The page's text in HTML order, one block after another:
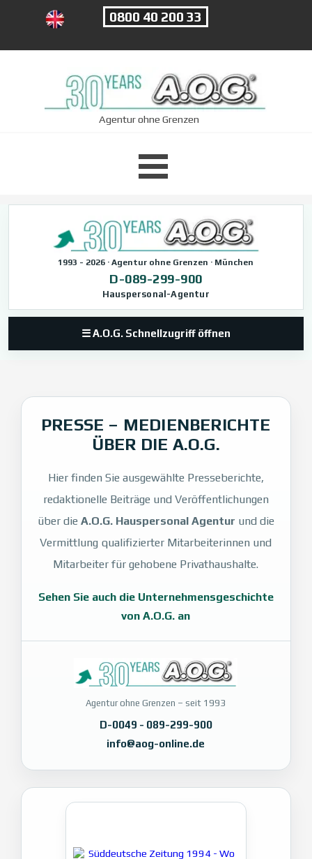
Direkt zum Seiteninhalt
0800 40 200 33
Agentur ohne Grenzen
1993 - 2026 · Agentur ohne Grenzen · München
D-089-299-900
Hauspersonal-Agentur
☰ A.O.G. Schnellzugriff öffnen
PRESSE – MEDIENBERICHTE
ÜBER DIE A.O.G.
Hier finden Sie ausgewählte Presseberichte,
redaktionelle Beiträge und Veröffentlichungen
über die A.O.G. Hauspersonal Agentur und die
Vermittlung qualifizierter Mitarbeiterinnen und
Mitarbeiter für gehobene Privathaushalte.
Sehen Sie auch die Unternehmensgeschichte
von A.O.G. an
Agentur ohne Grenzen – seit 1993
D-0049 - 089-299-900
info@aog-online.de